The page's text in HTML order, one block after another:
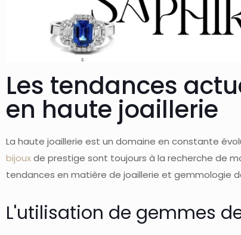
Les tendances
en haute joaillerie
La haute joaillerie est un domaine en constante
bijouxde prestige sont toujours à la recherche de
tendances en matière de joaillerie et gemmologie
L'utilisation de gemmes